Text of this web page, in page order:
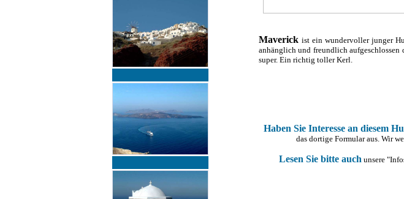
Maverickist ein wundervoller junger
anhänglich und freundlich aufgeschlossen
super. Ein richtig toller Kerl.
Haben Sie Interesse an diesem
das dortige Formular aus. Wir
Lesen Sie bitte auchunsere